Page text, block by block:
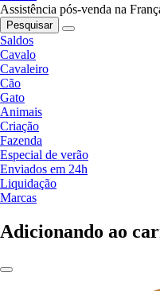
Assistência pós-venda na
Pesquisar
Saldos
Cavalo
Cavaleiro
Cão
Gato
Animais
Criação
Fazenda
Especial de verão
Enviados em 24h
Liquidação
Marcas
Adicionando ao